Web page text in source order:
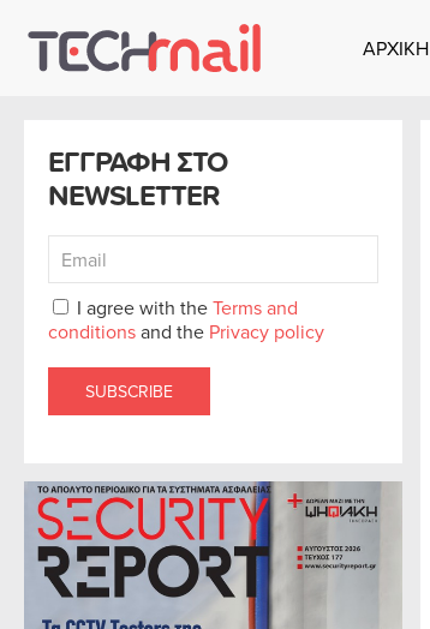
Skip to main content
ΑΡΧΙΚΗ
ΕΓΓΡΑΦΗ ΣΤΟ
NEWSLETTER
I agree with theTerms and
conditionsand the Privacy policy
SUBSCRIBE